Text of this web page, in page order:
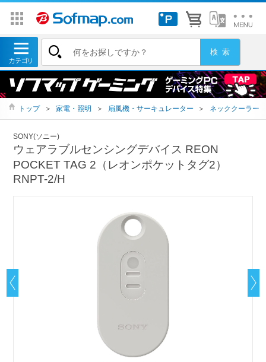
トップ ＞ 家電・照明 ＞ 扇風機・サーキュレーター ＞ ネッククーラー
SONY(ソニー)
ウェアラブルセンシングデバイス REON
POCKET TAG 2（レオンポケットタグ2）
RNPT-2/H